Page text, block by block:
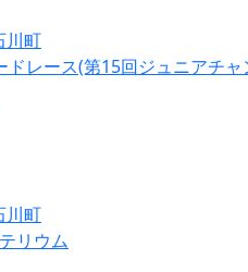
川町
レース(第15回ジュニアチャ
川町
リウム